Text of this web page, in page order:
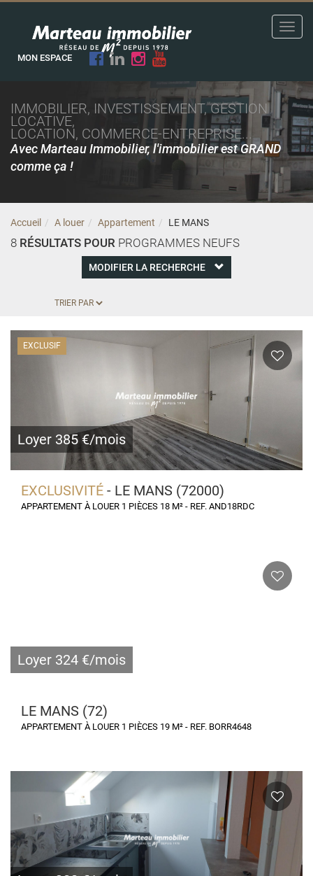
MON ESPACE
IMMOBILIER, INVESTISSEMENT, GESTION
LOCATIVE,
LOCATION, COMMERCE-ENTREPRISE...
Avec Marteau Immobilier, l'immobilier est GRAND
comme ça !
Accueil A louer Appartement LE MANS
8 RÉSULTATS POUR PROGRAMMES NEUFS
MODIFIER LA RECHERCHE
EXCLUSIF
Loyer 385 €/mois
EXCLUSIVITÉ - LE MANS (72000)
APPARTEMENT À LOUER 1 PIÈCES 18 M² - REF. AND18RDC
Loyer 324 €/mois
LE MANS (72)
APPARTEMENT À LOUER 1 PIÈCES 19 M² - REF. BORR4648